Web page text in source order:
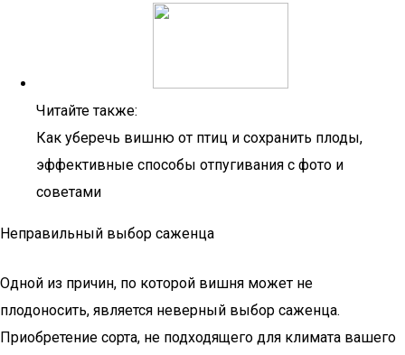
Читайте также:
Как уберечь вишню от птиц и сохранить плоды,
эффективные способы отпугивания с фото и
советами
Неправильный выбор саженца
Одной из причин, по которой вишня может не
плодоносить, является неверный выбор саженца.
Приобретение сорта, не подходящего для климата вашего